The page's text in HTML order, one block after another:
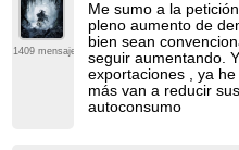
1409 mensajes
Me sumo a la
pleno aumento de
bien sean
seguir aumentando.
exportaciones , ya
más van a reducir
autoconsumo